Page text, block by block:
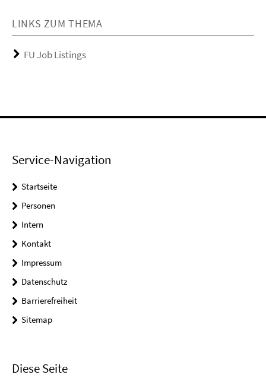
LINKS ZUM THEMA
FU Job Listings
Service-Navigation
Startseite
Personen
Intern
Kontakt
Impressum
Datenschutz
Barrierefreiheit
Sitemap
Diese Seite